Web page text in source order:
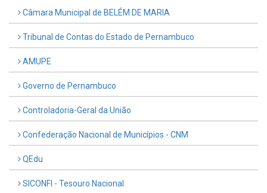
Câmara Municipal de BELÉM DE MARIA
Tribunal de Contas do Estado de Pernambuco
AMUPE
Governo de Pernambuco
Controladoria-Geral da União
Confederação Nacional de Municípios - CNM
QEdu
SICONFI - Tesouro Nacional